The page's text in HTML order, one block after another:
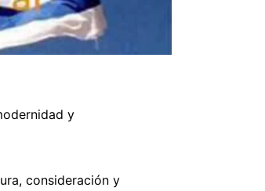
y
consideración y